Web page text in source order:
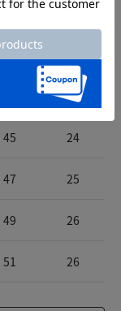
ら
幅
23
45 24
47 25
49 26
51 26